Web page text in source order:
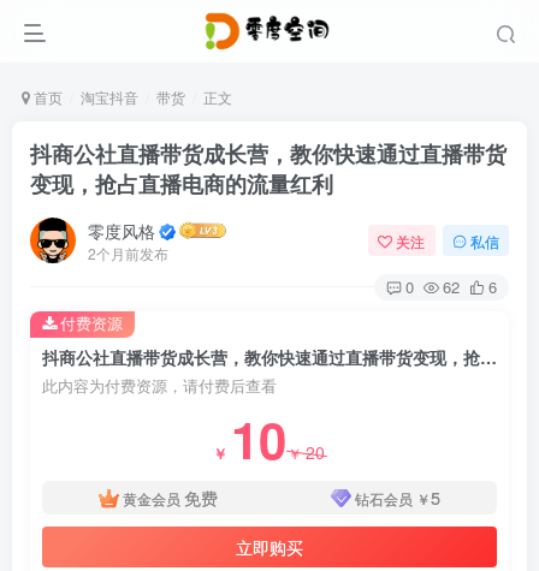
首页 淘宝抖音 带货 正文
抖商公社直播带货成长营，教你快速通过直播带货
变现，抢占直播电商的流量红利
零度风格
2个月前发布
关注 私信
0 62 6
抖商公社直播带货成长营，教你快速通过直播带货变现，抢占直播电商的流量红利
此内容为付费资源，请付费后查看
￥ 10￥20
黄金会员 免费 钻石会员 ￥5
立即购买
付费资源